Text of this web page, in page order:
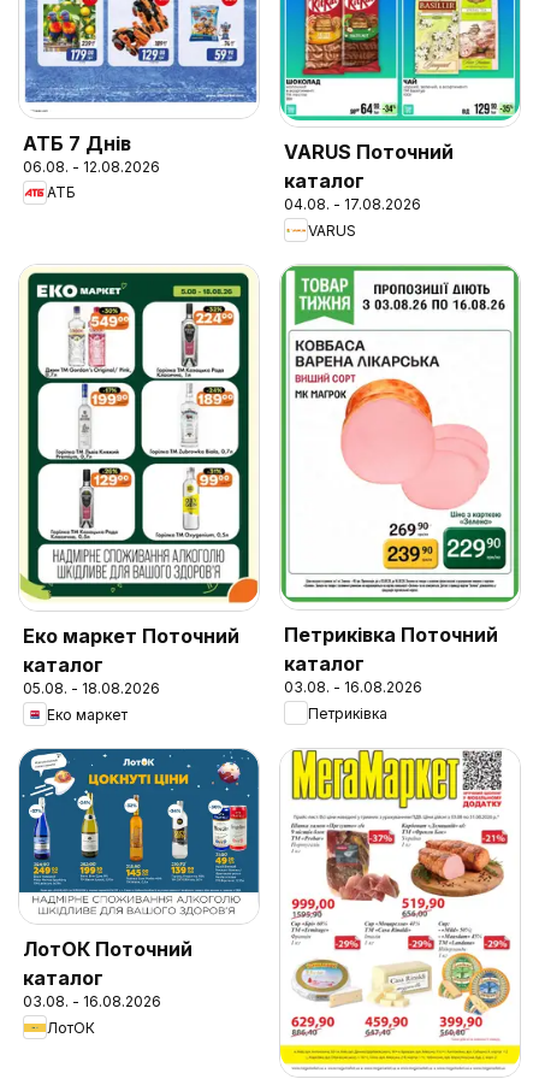
АТБ 7 Днів
06.08. - 12.08.2026
АТБ
VARUS Поточний
каталог
04.08. - 17.08.2026
VARUS
Еко маркет Поточний
каталог
05.08. - 18.08.2026
Еко маркет
Петриківка Поточний
каталог
03.08. - 16.08.2026
Петриківка
ЛотОК Поточний
каталог
03.08. - 16.08.2026
ЛотОК